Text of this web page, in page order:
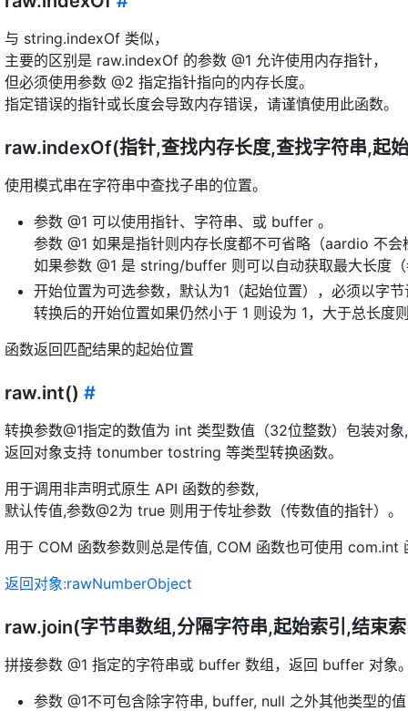
与 string.indexOf 类似，
主要的区别是 raw.indexOf 的参数 @1 允许使用内存指针，
但必须使用参数 @2 指定指针指向的内存长度。
指定错误的指针或长度会导致内存错误，请谨慎使用此函数。
raw.indexOf(指针,查找内存长度,查找字符串,起
使用模式串在字符串中查找子串的位置。
参数 @1 可以使用指针、字符串、或 buffer 。
参数 @1 如果是指针则内存长度都不可省略（aardio 不
如果参数 @1 是 string/buffer 则可以自动获取最大长度
开始位置为可选参数，默认为1（起始位置），必须以字
转换后的开始位置如果仍然小于 1 则设为 1，大于总长度
函数返回匹配结果的起始位置
raw.int() #
转换参数@1指定的数值为 int 类型数值（32位整数）包装对象,
返回对象支持 tonumber tostring 等类型转换函数。
用于调用非声明式原生 API 函数的参数,
默认传值,参数@2为 true 则用于传址参数（传数值的指针）。
用于 COM 函数参数则总是传值, COM 函数也可使用 com.int
返回对象:rawNumberObject
raw.join(字节串数组,分隔字符串,起始索引,结束
拼接参数 @1 指定的字符串或 buffer 数组，返回 buffer 对象
参数 @1不可包含除字符串, buffer, null 之外其他类型的